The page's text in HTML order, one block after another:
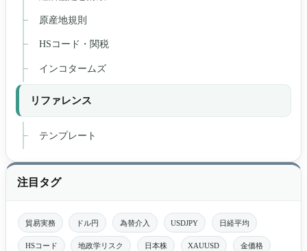
原産地規則
HSコード・関税
インコタームズ
リファレンス
テンプレート
注目タグ
貿易実務 ドル円 為替介入 USDJPY 日経平均
HSコード 地政学リスク 日本株 XAUUSD 金価格